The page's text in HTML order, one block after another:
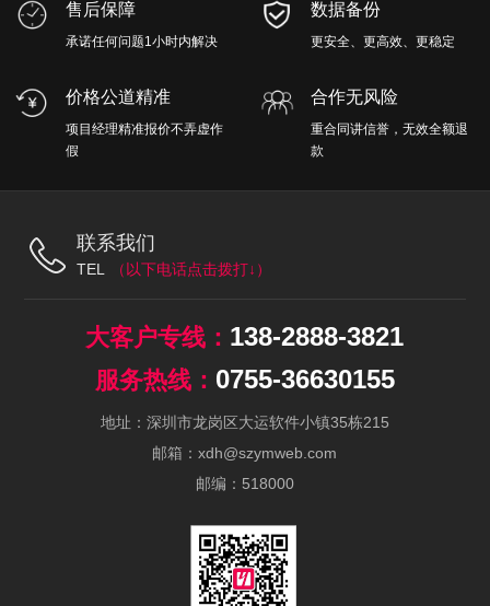
售后保障
承诺任何问题1小时内解决
数据备份
更安全、更高效、更稳定
价格公道精准
项目经理精准报价不弄虚作
假
合作无风险
重合同讲信誉，无效全额退
款
联系我们
TEL
138-2888-3821
0755-36630155
地址：深圳市龙岗区大运软件小镇35栋215
邮箱：xdh@szymweb.com
邮编：518000